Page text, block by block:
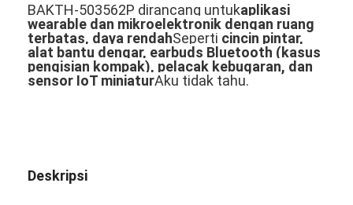
BAKTH-503562P dirancang untukaplikasi
wearable dan mikroelektronik dengan ruang
terbatas, daya rendahSeperti cincin pintar,
alat bantu dengar, earbuds Bluetooth (kasus
pengisian kompak), pelacak kebugaran, dan
sensor IoT miniaturAku tidak tahu.
Deskripsi